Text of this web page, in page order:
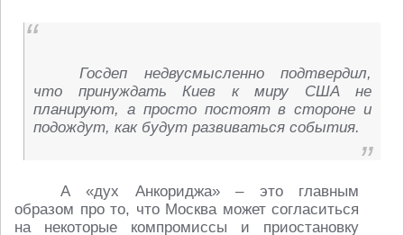
Госдеп недвусмысленно подтвердил,
что принуждать Киев к миру США не
планируют, а просто постоят в стороне и
подождут, как будут развиваться события.
А «дух Анкориджа» – это главным
образом про то, что Москва может согласиться
на некоторые компромиссы и приостановку